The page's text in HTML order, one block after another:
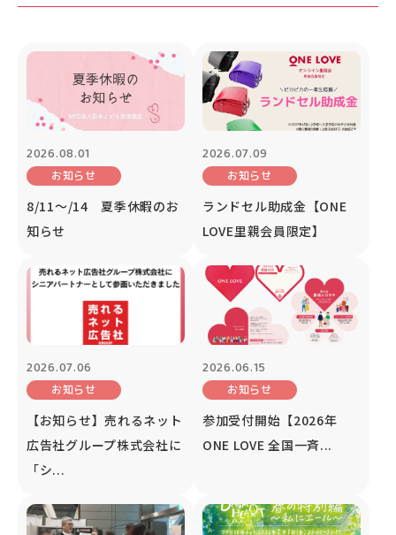
2026.08.01
お知らせ
8/11～/14 夏季休暇のお
知らせ
2026.07.09
お知らせ
ランドセル助成金【ONE
LOVE里親会員限定】
2026.07.06
お知らせ
【お知らせ】売れるネット
広告社グループ株式会社に
「シ...
2026.06.15
お知らせ
参加受付開始【2026年
ONE LOVE 全国一斉...